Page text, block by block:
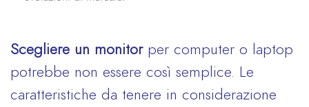
Scegliere un monitorper computer o laptop
potrebbe non essere così semplice. Le
caratteristiche da tenere in considerazione